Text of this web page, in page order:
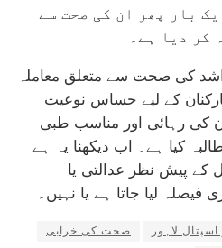
بار پھر ان کی صحت سے
کر دیا ہے۔
کی صحت سے متعلق معاملہ
کے لیے حساس نوعیت
کی رہائی اور مناسب طبی
کیا ہے۔ اب دیکھنا یہ ہے
کے پیش نظر عدالتی یا
لیا جاتا ہے یا نہیں۔
لاہور
صحت کی خرابی